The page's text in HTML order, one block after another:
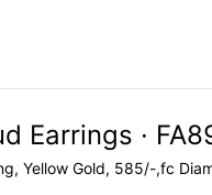
Earrings ·
Yellow Gold, 585/-,fc